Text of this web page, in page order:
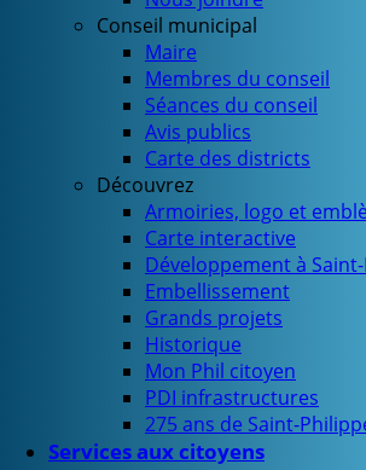
Conseil municipal
Maire
Membres du conseil
Séances du conseil
Avis publics
Carte des districts
Découvrez
Armoiries, logo et
Carte interactive
Développement à
Embellissement
Grands projets
Historique
Mon Phil citoyen
PDI infrastructures
275 ans de Saint-
Services aux citoyens